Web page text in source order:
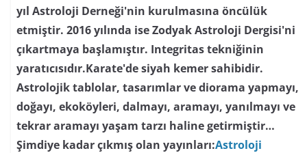
yıl Astroloji Derneği'nin kurulmasına öncülük
etmiştir. 2016 yılında ise Zodyak Astroloji Dergisi'ni
çıkartmaya başlamıştır. Integritas tekniğinin
yaratıcısıdır.Karate'de siyah kemer sahibidir.
Astrolojik tablolar, tasarımlar ve diorama yapmayı,
doğayı, ekoköyleri, dalmayı, aramayı, yanılmayı ve
tekrar aramayı yaşam tarzı haline getirmiştir…
Şimdiye kadar çıkmış olan yayınları:Astroloji